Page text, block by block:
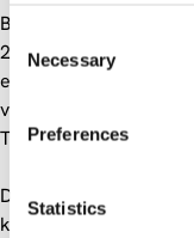
Consent
Selection
Necessary
Preferences
Statistics
Basierend auf einer
250 älteren Frauen,
entwickelt, in fünf
verbreitet. Auch für
Trainer Guide
Die Ergebnisse
kostenlos zur